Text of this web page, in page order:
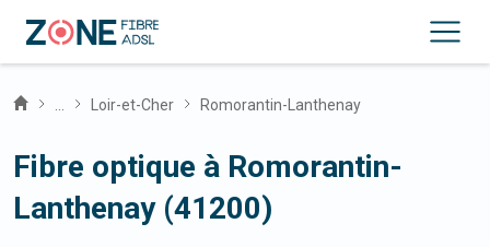
Loir-et-Cher Romorantin-Lanthenay
Fibre optique à Romorantin-
Lanthenay (41200)